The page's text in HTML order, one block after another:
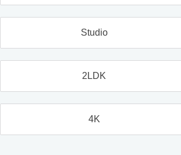
Studio
2LDK
4K